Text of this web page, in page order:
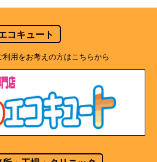
コキュート
利用をお考えの方はこちらから